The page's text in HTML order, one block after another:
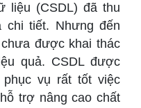
liệu (CSDL) đã thu
tiết. Nhưng đến
được khai thác
quả. CSDL được
vụ rất tốt việc
trợ nâng cao chất